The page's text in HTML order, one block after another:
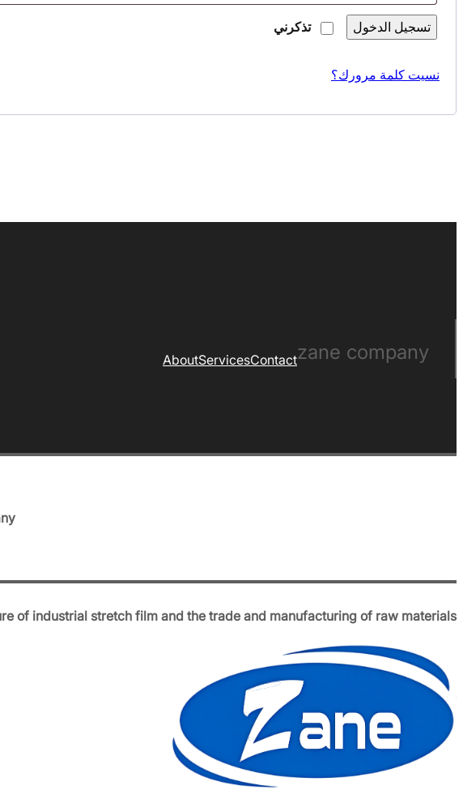
تذكرني تسجيل الدخول
نسيت كلمة مرورك؟
zane company
Contact
Services
About
of industrial stretch film and the trade and manufacturing of raw materials.